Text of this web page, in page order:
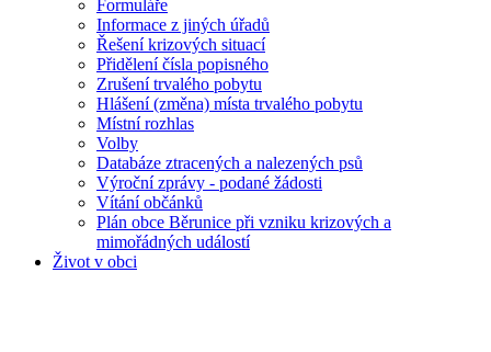
Formuláře
Informace z jiných úřadů
Řešení krizových situací
Přidělení čísla popisného
Zrušení trvalého pobytu
Hlášení (změna) místa trvalého pobytu
Místní rozhlas
Volby
Databáze ztracených a nalezených psů
Výroční zprávy - podané žádosti
Vítání občánků
Plán obce Běrunice při vzniku krizových a
mimořádných událostí
Život v obci